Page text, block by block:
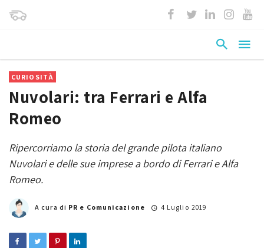
CURIOSITÀ
Nuvolari: tra Ferrari e Alfa
Romeo
Ripercorriamo la storia del grande pilota italiano
Nuvolari e delle sue imprese a bordo di Ferrari e Alfa
Romeo.
A cura di PR e Comunicazione 4 Luglio 2019